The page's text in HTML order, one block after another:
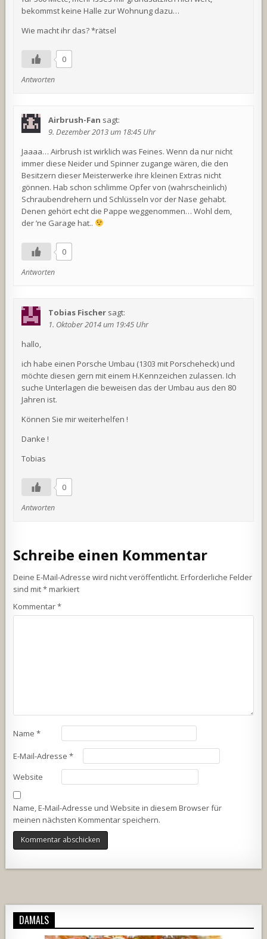
bekommst keine Halle zur Wohnung dazu…
Wie macht ihr das? *rätsel
0
Antworten
Airbrush-Fan sagt:
9. Dezember 2013 um 18:45 Uhr
Jaaaa… Airbrush ist wirklich was Feines. Wenn da nur nicht
immer diese Neider und Spinner zugange wären, die den
Besitzern dieser Meisterwerke ihre kleinen Extras nicht
gönnen. Hab schon schlimme Opfer von (wahrscheinlich)
Schraubendrehern und Schlüsseln vor der Nase gehabt.
Denen gehört echt die Pappe weggenommen… Wohl dem,
der ’ne Garage hat..
0
Antworten
Tobias Fischer sagt:
1. Oktober 2014 um 19:45 Uhr
hallo,
ich habe einen Porsche Umbau (1303 mit Porscheheck) und
möchte diesen gern mit einem H.Kennzeichen zulassen. Ich
suche Unterlagen die beweisen das der Umbau aus den 80
Jahren ist.
Können Sie mir weiterhelfen !
Danke !
Tobias
0
Antworten
Schreibe einen Kommentar
Deine E-Mail-Adresse wird nicht veröffentlicht. Erforderliche Felder
sind mit*markiert
Kommentar*
Name*
E-Mail-Adresse*
Website
Name, E-Mail-Adresse und Website in diesem Browser für
meinen nächsten Kommentar speichern.
DAMALS